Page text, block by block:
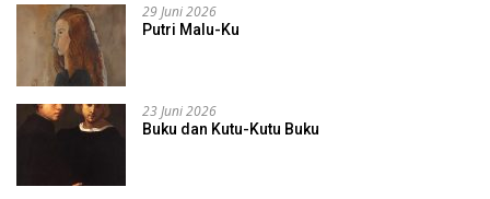
29 Juni 2026
Putri Malu-Ku
23 Juni 2026
Buku dan Kutu-Kutu Buku